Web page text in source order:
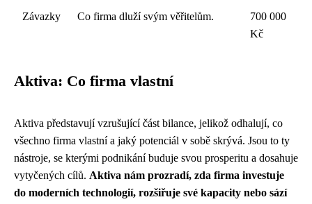
Závazky Co firma dluží svým věřitelům.
700 000
Kč
Aktiva: Co firma vlastní
Aktiva představují vzrušující část bilance, jelikož odhalují, co
všechno firma vlastní a jaký potenciál v sobě skrývá. Jsou to ty
nástroje, se kterými podnikání buduje svou prosperitu a dosahuje
vytyčených cílů. Aktiva nám prozradí, zda firma investuje
do moderních technologií, rozšiřuje své kapacity nebo sází